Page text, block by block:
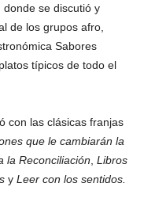
donde se discutió y
de los grupos afro,
Sabores
típicos de todo el
con las clásicas franjas
que le cambiarán la
la Reconciliación Libros
y Leer con los sentidos.